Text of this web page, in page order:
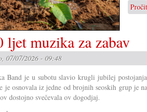
ljet muzika za zabav
07/07/2026 - 09:48
Band je u subotu slavio krugli jubilej
je osnovala iz jedne od brojnih seoskih grup je
dostojno svečevala ov dogodjaj.